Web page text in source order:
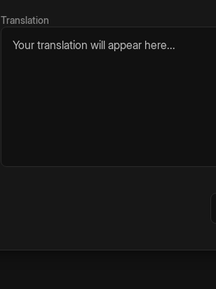
Translation
Your translation will appear here...